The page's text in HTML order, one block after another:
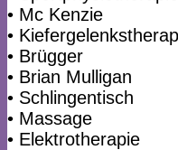
• Mc Kenzie
•
• Brügger
• Brian Mulligan
• Schlingentisch
• Massage
• Elektrotherapie